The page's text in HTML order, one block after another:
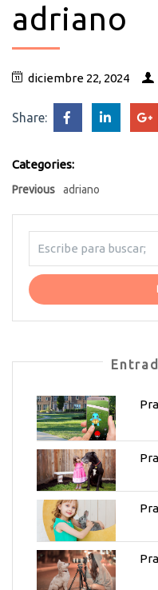
adriano
diciembre 22, 2024
Share:
Categories:
Previous adriano